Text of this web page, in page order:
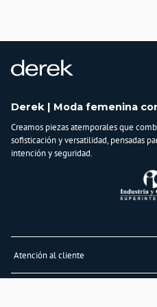
Importador:
Cuidado y Lavado
remojo y no retorcer
Composición:
67% polialgodon
33% spandex
Derek | Moda femenina
Creamos piezas atemporales que
sofisticación y versatilidad, pensadas
intención y seguridad.
Atención al cliente